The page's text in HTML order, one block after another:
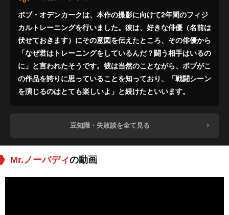
ボブ・オデンカークは、本作の撮影に向けて2年間のフィジ
カルトレーニングを行いました。彼は、好きな俳優（名前は
伏せておきます）にその意図を伝えたところ、その俳優から
「なぜ君はトレーニングをしているんだ？闘う相手はいるの
に」と言われたそうです。彼は当然のことながら、ボブがこ
の作品を誇りに思っていることを知っており、「戦闘シーン
を演じるのはとても楽しいよ」と続けたといいます。
豆知識・失敗談を全て見る
Mr.ノーバディの動画